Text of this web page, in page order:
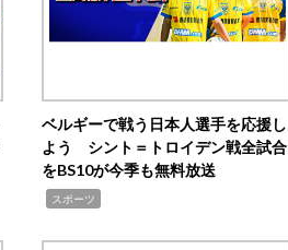
ベルギーで戦う日本人選手を応援し
よう シント＝トロイデン戦全試合
をBS10が今季も無料放送
スポーツ